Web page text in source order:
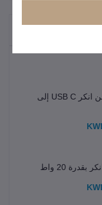
كيبل شحن سريع من انكر USB C إلى
20 واط